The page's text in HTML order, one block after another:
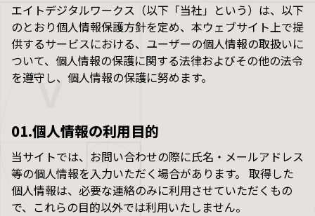
エイトデジタルワークス（以下「当社」という）は、以下
のとおり個人情報保護方針を定め、本ウェブサイト上で提
供するサービスにおける、ユーザーの個人情報の取扱いに
ついて、個人情報の保護に関する法律およびその他の法令
を遵守し、個人情報の保護に努めます。
01.個人情報の利用目的
当サイトでは、お問い合わせの際に氏名・メールアドレス
等の個人情報を入力いただく場合があります。 取得した
個人情報は、必要な連絡のみに利用させていただくもの
で、これらの目的以外では利用いたしません。